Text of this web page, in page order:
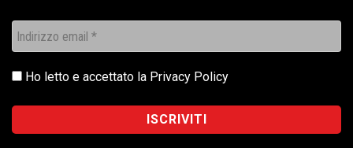
Ho letto e accettato la Privacy Policy